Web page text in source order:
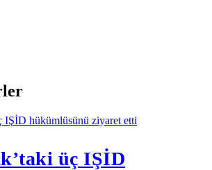
üç IŞİD